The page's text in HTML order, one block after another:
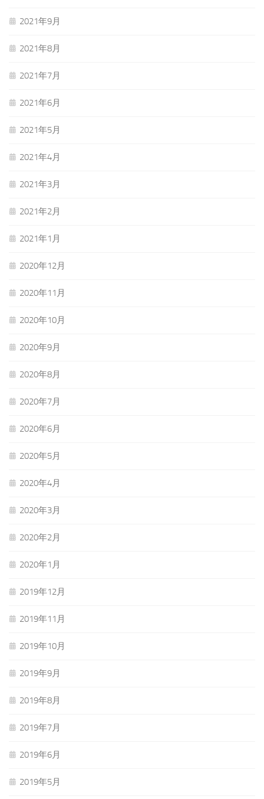
2021年9月
2021年8月
2021年7月
2021年6月
2021年5月
2021年4月
2021年3月
2021年2月
2021年1月
2020年12月
2020年11月
2020年10月
2020年9月
2020年8月
2020年7月
2020年6月
2020年5月
2020年4月
2020年3月
2020年2月
2020年1月
2019年12月
2019年11月
2019年10月
2019年9月
2019年8月
2019年7月
2019年6月
2019年5月